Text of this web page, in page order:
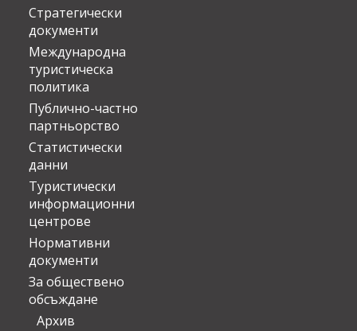
Стратегически
документи
Международна
туристическа
политика
Публично-частно
партньорство
Статистически
данни
Туристически
информационни
центрове
Нормативни
документи
За обществено
обсъждане
Архив